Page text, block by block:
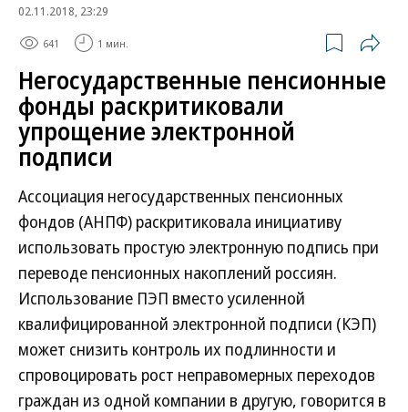
02.11.2018, 23:29
641 1 мин.
Негосударственные пенсионные
фонды раскритиковали
упрощение электронной
подписи
Ассоциация негосударственных пенсионных
фондов (АНПФ) раскритиковала инициативу
использовать простую электронную подпись при
переводе пенсионных накоплений россиян.
Использование ПЭП вместо усиленной
квалифицированной электронной подписи (КЭП)
может снизить контроль их подлинности и
спровоцировать рост неправомерных переходов
граждан из одной компании в другую, говорится в